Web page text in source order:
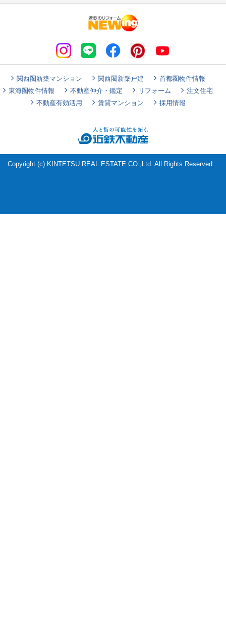
関西圏新築マンション 関西圏新築戸建
首都圏物件情報
東海圏物件情報
不動産仲介・鑑定 リフォーム
注文住宅
不動産有効活用
賃貸マンション 採用情報
Copyright (c) KINTETSU REAL ESTATE CO.,Ltd. All Rights Reserved.